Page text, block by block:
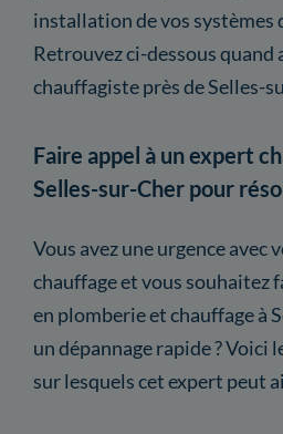
installation de vos systèmes
Retrouvez ci-dessous
chauffagiste près de Selles-
Faire appel à un expert
Selles-sur-Cher pour
Vous avez une urgence avec
chauffage et vous souhaitez
en plomberie et chauffage à
un dépannage rapide ? Voici
sur lesquels cet expert peut